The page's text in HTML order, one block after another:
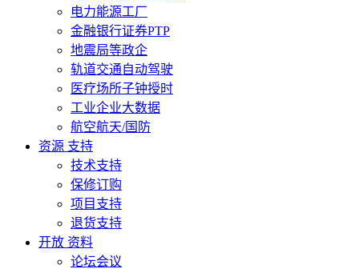
电力能源工厂
金融银行证券PTP
地震局等政企
轨道交通自动驾驶
医疗场所子钟授时
工业企业大数据
航空航天/国防
资源 支持
技术支持
保修订购
项目支持
退货支持
开放 资料
论坛会议